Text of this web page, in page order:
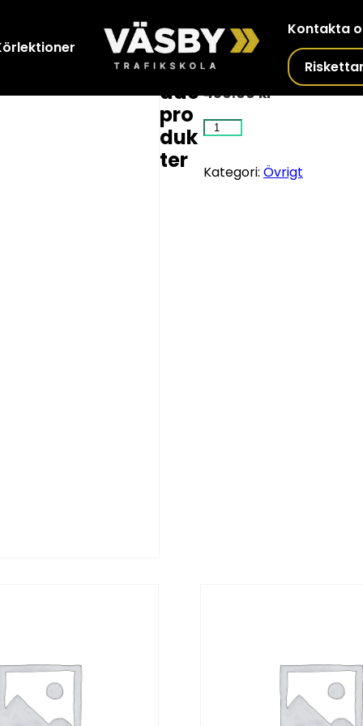
Kontakta
Teorilektion
450.00kr
Teorilektion
Kategori: Övrigt
Rel
ater
ade
pro
duk
ter